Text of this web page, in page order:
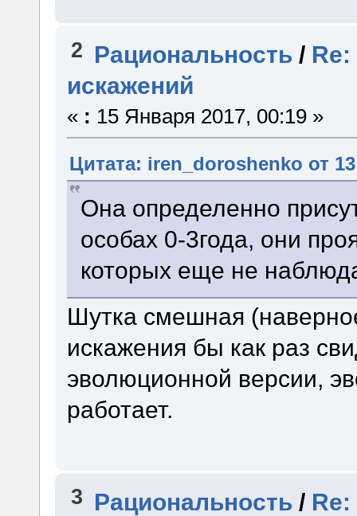
2 Рациональность /
искажений
« : 15 Января 2017, 00:19 »
Цитата: iren_doroshenko от
Она определенно
особах 0-3года, они
которых еще не
Шутка смешная
искажения бы как раз
эволюционной версии,
работает.
3 Рациональность /